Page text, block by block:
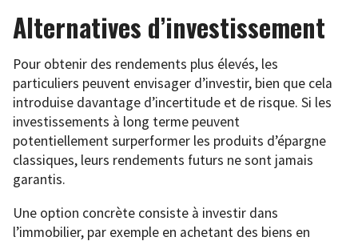
Alternatives d’investissement
Pour obtenir des rendements plus élevés, les
particuliers peuvent envisager d’investir, bien que cela
introduise davantage d’incertitude et de risque. Si les
investissements à long terme peuvent
potentiellement surperformer les produits d’épargne
classiques, leurs rendements futurs ne sont jamais
garantis.
Une option concrète consiste à investir dans
l’immobilier, par exemple en achetant des biens en